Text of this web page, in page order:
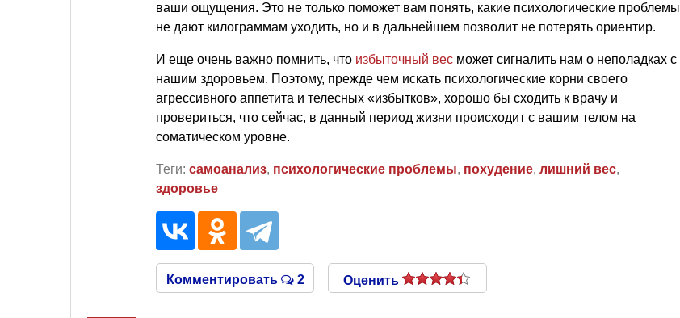
ваши ощущения. Это не только поможет вам понять, какие психологические проблемы
не дают килограммам уходить, но и в дальнейшем позволит не потерять ориентир.
И еще очень важно помнить, что избыточный вес может сигналить нам о неполадках с
нашим здоровьем. Поэтому, прежде чем искать психологические корни своего
агрессивного аппетита и телесных «избытков», хорошо бы сходить к врачу и
провериться, что сейчас, в данный период жизни происходит с вашим телом на
соматическом уровне.
Теги: самоанализ, психологические проблемы, похудение, лишний вес,
здоровье
Комментировать 2 Оценить